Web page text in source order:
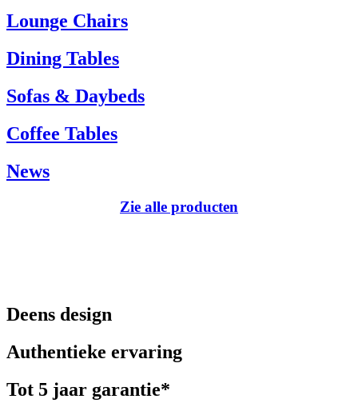
Tel.: +45 66 12 14 04
info@carlhansen.dk
Lounge Chairs
Dining Tables
Sofas & Daybeds
Coffee Tables
News
Zie alle producten
Deens design
Authentieke ervaring
Tot 5 jaar garantie*